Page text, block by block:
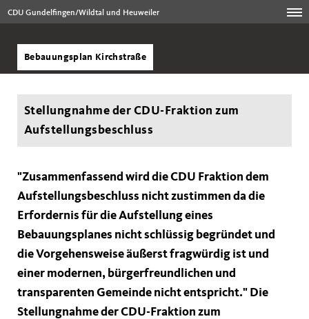
CDU Gundelfingen/Wildtal und Heuweiler
Bebauungsplan Kirchstraße
Stellungnahme der CDU-Fraktion zum
Aufstellungsbeschluss
"Zusammenfassend wird die CDU Fraktion dem
Aufstellungsbeschluss nicht zustimmen da die
Erfordernis für die Aufstellung eines
Bebauungsplanes nicht schlüssig begründet und
die Vorgehensweise äußerst fragwürdig ist und
einer modernen, bürgerfreundlichen und
transparenten Gemeinde nicht entspricht." Die
Stellungnahme der CDU-Fraktion zum